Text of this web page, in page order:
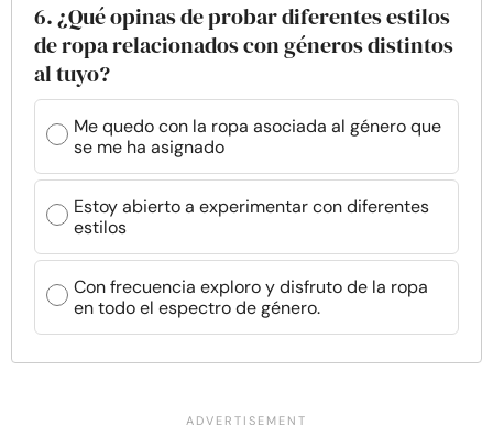
6. ¿Qué opinas de probar diferentes estilos
de ropa relacionados con géneros distintos
al tuyo?
Me quedo con la ropa asociada al género que
se me ha asignado
Estoy abierto a experimentar con diferentes
estilos
Con frecuencia exploro y disfruto de la ropa
en todo el espectro de género.